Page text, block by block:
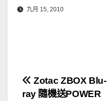
九月 15, 2010
文Zotac ZBOX Blu-
ray 隨機送POWER